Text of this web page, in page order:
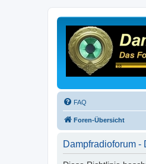
FAQ
Foren-Übersicht
Dampfradioforum -